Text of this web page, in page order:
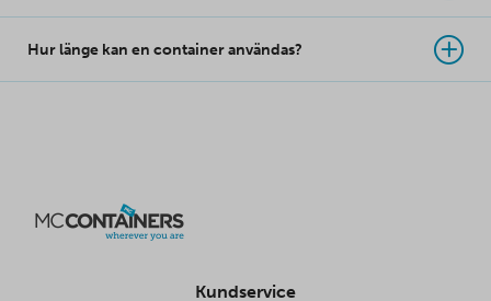
Hur länge kan en container användas?
Kundservice